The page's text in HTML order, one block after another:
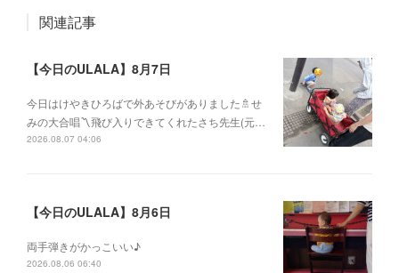
関連記事
【今日のULALA】8月7日
今日はけやきひろばで外あそびがありました🚿せ
みの大合唱〽飛び入りできてくれたさち先生(元…
2026.08.07 04:06
【今日のULALA】8月6日
両手弾きがかっこいい♪
2026.08.06 06:40